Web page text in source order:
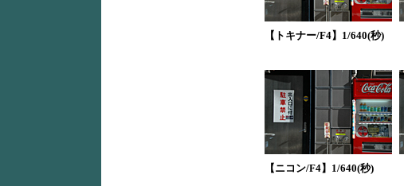
【トキナー/F4】1/640(秒)
【ニコン/F4】1/640(秒)